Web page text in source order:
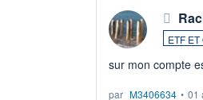
ETF
sur mon compte
par M3406634 • 01